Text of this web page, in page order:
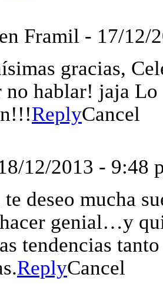
Framil - 17/12/
gracias,
no hablar! jaja Lo
ReplyCancel
12/2013 - 9:48
te deseo mucha
genial…y
tendencias
ReplyCancel